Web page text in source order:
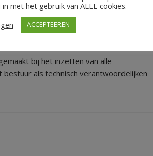
“En er is oog voor doorontwikkeling
tweede divisie te eindigen”, gaat hij
bij het inzetten van alle
als technisch verantwoordelijken
met het gebruik van ALLE cookies.
ACCEPTEEREN